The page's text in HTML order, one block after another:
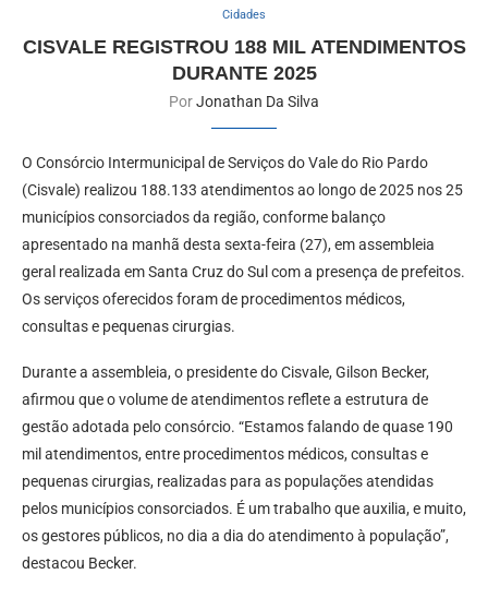
Cidades
CISVALE REGISTROU 188 MIL ATENDIMENTOS
DURANTE 2025
PorJonathan Da Silva
O Consórcio Intermunicipal de Serviços do Vale do Rio Pardo
(Cisvale) realizou 188.133 atendimentos ao longo de 2025 nos 25
municípios consorciados da região, conforme balanço
apresentado na manhã desta sexta-feira (27), em assembleia
geral realizada em Santa Cruz do Sul com a presença de prefeitos.
Os serviços oferecidos foram de procedimentos médicos,
consultas e pequenas cirurgias.
Durante a assembleia, o presidente do Cisvale, Gilson Becker,
afirmou que o volume de atendimentos reflete a estrutura de
gestão adotada pelo consórcio. “Estamos falando de quase 190
mil atendimentos, entre procedimentos médicos, consultas e
pequenas cirurgias, realizadas para as populações atendidas
pelos municípios consorciados. É um trabalho que auxilia, e muito,
os gestores públicos, no dia a dia do atendimento à população”,
destacou Becker.